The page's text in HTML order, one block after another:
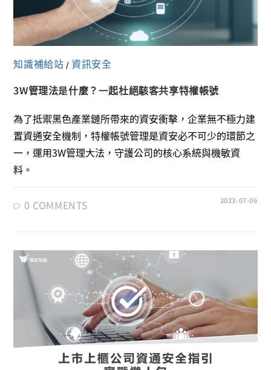
知識補給站 /資訊安全
3W管理法是什麼？一起杜絕駭客共享特權帳號
為了抵禦黑色產業鏈所帶來的資安衝擊，企業無不極力建
置資通安全機制，特權帳號管理是資安必不可少的環節之
一，運用3W管理大法，守護公司的核心系統與機敏資
料。
0 COMMENTS 2023-07-06